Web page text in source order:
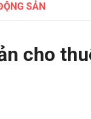
SẢN
cho